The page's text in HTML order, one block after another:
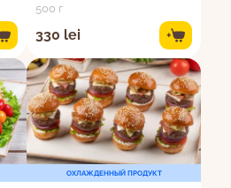
500 г
330 lei +
ОХЛАЖДЕННЫЙ ПРОДУКТ